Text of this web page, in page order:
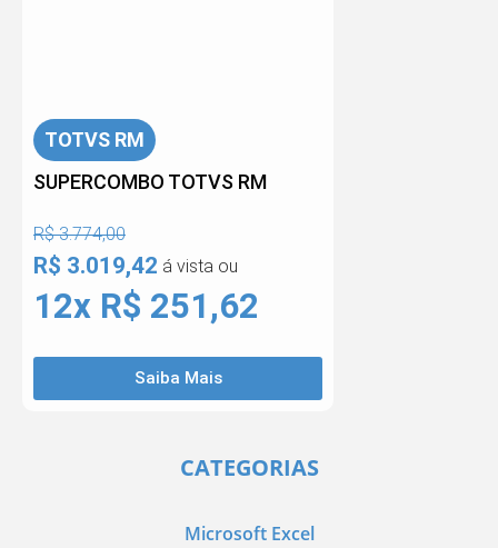
TOTVS RM
SUPERCOMBO TOTVS RM
R$ 3.774,00
R$ 3.019,42 á vista ou
12x R$ 251,62
Saiba Mais
CATEGORIAS
Microsoft Excel